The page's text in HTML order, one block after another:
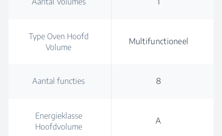
Type Oven Hoofd
Volume
Multifunctioneel
Aantal functies 8
Energieklasse
Hoofdvolume
A